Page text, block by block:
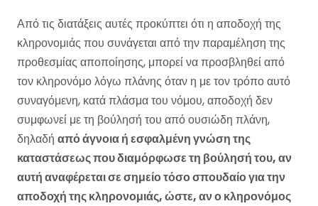
Από τις διατάξεις αυτές προκύπτει ότι η αποδοχή της
κληρονομιάς που συνάγεται από την παραμέληση της
προθεσμίας αποποίησης, μπορεί να προσβληθεί από
τον κληρονόμο λόγω πλάνης όταν η με τον τρόπο αυτό
συναγόμενη, κατά πλάσμα του νόμου, αποδοχή δεν
συμφωνεί με τη βούλησή του από ουσιώδη πλάνη,
δηλαδή από άγνοια ή εσφαλμένη γνώση της
καταστάσεως που διαμόρφωσε τη βούλησή του, αν
αυτή αναφέρεται σε σημείο τόσο σπουδαίο για την
αποδοχή της κληρονομιάς, ώστε, αν ο κληρονόμος